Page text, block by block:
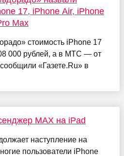
17, iPhone Air, iPhone
Max
стоимость iPhone 17
000 рублей, а в МТС — от
«Газете.Ru» в
MAX на iPad
наступление на
пользователи iPhone